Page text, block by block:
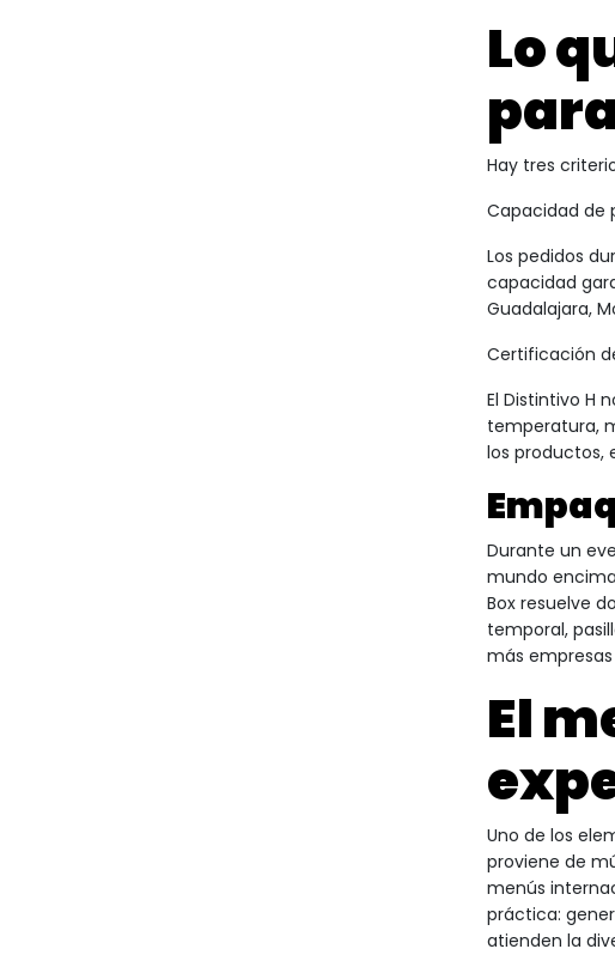
Lo
Hay tres
Capacidad de
Los pedidos
capacidad
Guadalajara,
Certificación
El Distintivo H
temperatura,
los productos,
Durante un
mundo
Box resuelve
temporal,
más
El
Uno de los
proviene de
menús
práctica:
atienden la